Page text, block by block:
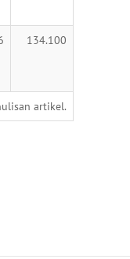
134.100
artikel.